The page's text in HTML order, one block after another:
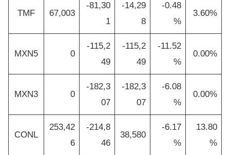
TMF 67,003
-81,30
1
-14,29
8
-0.48
%
3.60%
MXN5 0
-115,2
49
-115,2
49
-11.52
%
0.00%
MXN3 0
-182,3
07
-182,3
07
-6.08
%
0.00%
CONL
253,42
6
-214,8
46
38,580
-6.17
%
13.80
%